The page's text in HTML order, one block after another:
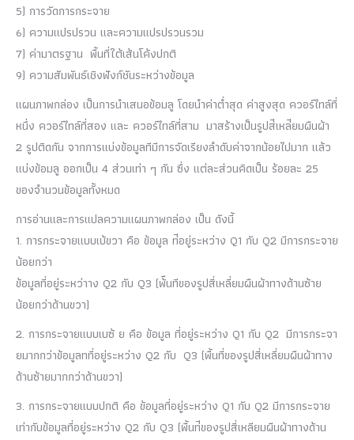
5) การวัดการกระจาย
6) ความแปรปรวน และความแปรปรวนรวม
7) ค่ามาตรฐาน พื้นที่ใต้เส้นโค้งปกติ
9) ความสัมพันธ์เชิงฟังก์ชันระหว่างข้อมูล
แผนภาพกล่อง เป็นการนำเสนอข้อมลู โดยนำค่าต่ำสุด ค่าสูงสุด ควอร์ไทล์ที่
หนึ่ง ควอร์ไทล์ที่สอง และ ควอร์ไทล์ที่สาม มาสร้างเป็นรูปส่ีเหล่ียมผืนผ้า
2 รูปติดกัน จากการแบ่งข้อมูลทีมีการจัดเรียงลำดับค่าจากน้อยไปมาก แล้ว
แบ่งข้อมลู ออกเป็น 4 ส่วนเท่า ๆ กัน ซึ่ง แต่ละส่วนคิดเป็น ร้อยละ 25
ของจำนวนข้อมูลทั้งหมด
การอ่านและการแปลความแผนภาพกล่อง เป็น ดังนี้
1. การกระจายแบบเบ้ขวา คือ ข้อมูล ท่ีอยู่ระหว่าง Q1 กับ Q2 มีการกระจาย
น้อยกว่า
ข้อมูลที่อยู่ระหว่าาง Q2 กับ Q3 (พ้ืนทีของรูปสี่เหลี่ยมผืนผ้าทางด้านซ้าย
น้อยกว่าด้านขวา)
2. การกระจายแบบเบซ้ ย คือ ข้อมูล ที่อยู่ระหว่าง Q1 กับ Q2 มีการกระจา
ยมากกว่าข้อมูลทที่อยู่ระหว่าง Q2 กับ Q3 (พื้นที่ของรูปสี่เหลี่ยมผืนผ้าทาง
ด้านซ้ายมากกว่าด้านขวา)
3. การกระจายแบบปกติ คือ ข้อมูลที่อยู่ระหว่าง Q1 กับ Q2 มีการกระจาย
เท่ากับข้อมูลที่อยู่ระหว่าง Q2 กับ Q3 (พื้นท่ีของรูปสี่เหลียมผืนผ้าทางด้าน